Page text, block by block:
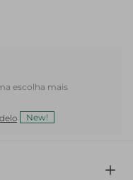
escolha mais
New!